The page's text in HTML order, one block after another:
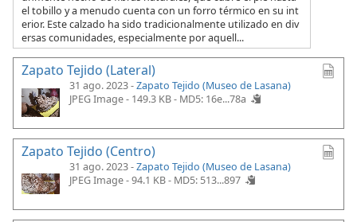
el tobillo y a menudo cuenta con un forro térmico en su int
erior. Este calzado ha sido tradicionalmente utilizado en div
ersas comunidades, especialmente por aquell...
Zapato Tejido (Lateral)
31 ago. 2023 -Zapato Tejido (Museo de Lasana)
JPEG Image - 149.3 KB - MD5: 16e...78a
Zapato Tejido (Centro)
31 ago. 2023 -Zapato Tejido (Museo de Lasana)
JPEG Image - 94.1 KB - MD5: 513...897